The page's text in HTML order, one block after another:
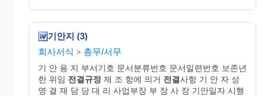
기안지 (3)
회사서식 > 총무/서무
기 안 용 지 부서기호 문서분류번호 문서일련번호 보존년
한 위임 전결규정 제 조 항에 의거 전결사항 기 안 자 성
명 결 재 담 당 대 리 사업부장 부 장 사 장 기안일자 시행